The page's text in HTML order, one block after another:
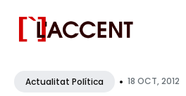
forActualitat Política • 18 OCT, 2012